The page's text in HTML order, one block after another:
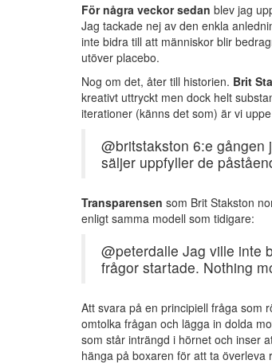
För några veckor sedan blev jag
Jag tackade nej av den enkla
inte bidra till att människor blir
utöver placebo.
Nog om det, åter till historien. Brit
kreativt uttryckt men dock helt
iterationer (känns det som) är vi
@britstakston 6:e gången
säljer uppfyller de
Transparensen som Brit Stakston
enligt samma modell som tidigare:
@peterdalle Jag ville inte
frågor startade. Nothing
Att svara på en principiell fråga som
omtolka frågan och lägga in dolda
som står inträngd i hörnet och inser
hänga på boxaren för att ta